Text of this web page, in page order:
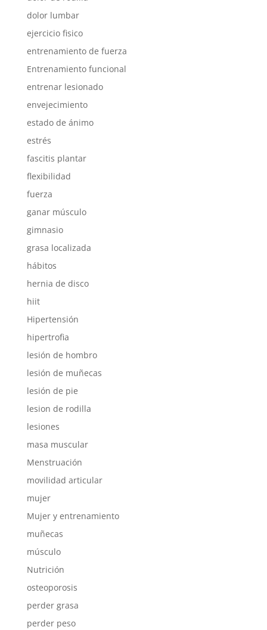
dolor lumbar
ejercicio fisico
entrenamiento de fuerza
Entrenamiento funcional
entrenar lesionado
envejecimiento
estado de ánimo
estrés
fascitis plantar
flexibilidad
fuerza
ganar músculo
gimnasio
grasa localizada
hábitos
hernia de disco
hiit
Hipertensión
hipertrofia
lesión de hombro
lesión de muñecas
lesión de pie
lesion de rodilla
lesiones
masa muscular
Menstruación
movilidad articular
mujer
Mujer y entrenamiento
muñecas
músculo
Nutrición
osteoporosis
perder grasa
perder peso